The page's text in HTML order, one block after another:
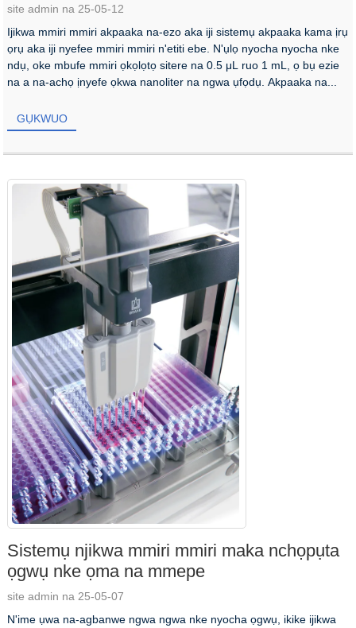
site admin na 25-05-12
Ijikwa mmiri mmiri akpaaka na-ezo aka iji sistemụ akpaaka kama ịrụ
ọrụ aka iji nyefee mmiri mmiri n'etiti ebe. N'ụlọ nyocha nyocha nke
ndụ, oke mbufe mmiri ọkọlọtọ sitere na 0.5 μL ruo 1 mL, ọ bụ ezie
na a na-achọ ịnyefe ọkwa nanoliter na ngwa ụfọdụ. Akpaaka na...
GỤKWUO
Sistemụ njikwa mmiri mmiri maka nchọpụta
ọgwụ nke ọma na mmepe
site admin na 25-05-07
N'ime ụwa na-agbanwe ngwa ngwa nke nyocha ọgwụ, ikike ijikwa